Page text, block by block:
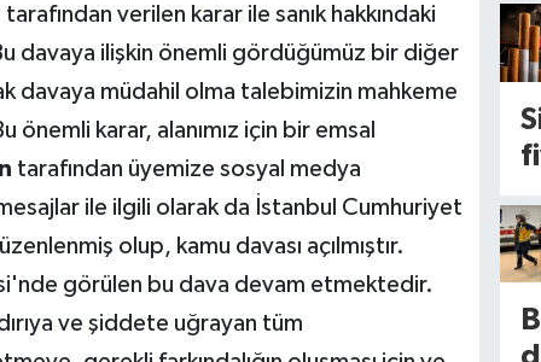
verilen karar ile sanık hakkındaki
davaya ilişkin önemli gördüğümüz bir diğer
davaya müdahil olma talebimizin mahkeme
önemli karar, alanımız için bir emsal
tarafından üyemize sosyal medya
ile ilgili olarak da İstanbul Cumhuriyet
olup, kamu davası açılmıştır.
görülen bu dava devam etmektedir.
ve şiddete uğrayan tüm